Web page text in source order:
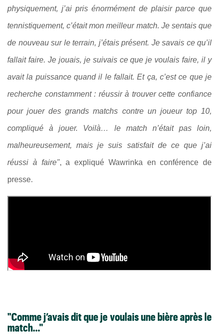
physiquement, j’ai pris énormément de plaisir parce que
tennistiquement, c’était mon meilleur match. Je sentais que
de nouveau sur le terrain, j’étais présent. Je savais ce qu’il
fallait faire. Je jouais, je suivais ce que je voulais faire, il y
avait la puissance quand il le fallait. Et ça, c’est ce que je
recherche constamment : réussir à trouver cette confiance
pour jouer des grands matchs contre un joueur top 10,
compliqué à jouer. Voilà… le match n’était pas loin,
malheureusement, mais je suis satisfait de ce que j’ai
réussi à faire", a expliqué Wawrinka en conférence de
presse.
"Comme j’avais dit que je voulais une bière après le
match..."